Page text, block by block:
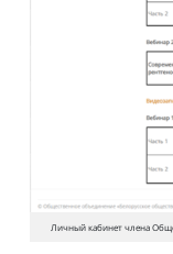
Личный кабинет члена